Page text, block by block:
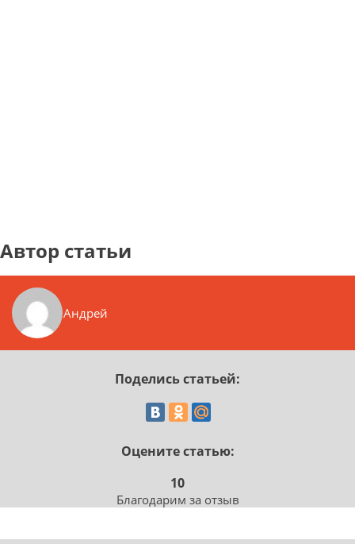
Автор статьи
Андрей
Поделись статьей:
Оцените статью:
10
Благодарим за отзыв